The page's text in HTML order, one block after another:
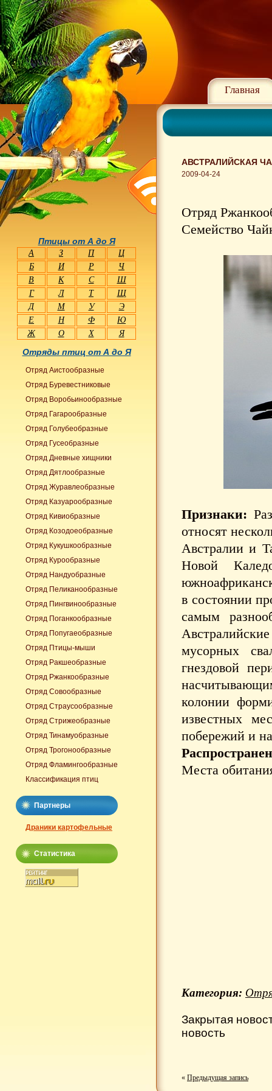
Главная
АВСТРАЛИЙСКАЯ
2009-04-24
Отряд
Семейство
Признаки:
относят
Австралии и
Новой
в состоянии
самым
мусорных
гнездовой
колонии
известных
побережий и
Места
Категория:
Закрытая
новость
« Предыдущая запись
Птицы от А до Я
А З П
Ц
Б
И Р
Ч
В
К С
Ш
Г
Л Т
Щ
Д
М У
Э
Е
Н Ф
Ю
Ж
О Х Я
Отряды птиц от А до Я
Отряд Аистообразные
Отряд Буревестниковые
Отряд Воробьинообразные
Отряд Гагарообразные
Отряд Голубеобразные
Отряд Гусеобразные
Отряд Дневные хищники
Отряд Дятлообразные
Отряд Журавлеобразные
Отряд Казуарообразные
Отряд Кивиобразные
Отряд Козодоеобразные
Отряд Кукушкообразные
Отряд Курообразные
Отряд Нандуобразные
Отряд Пеликанообразные
Отряд Пингвинообразные
Отряд Поганкообразные
Отряд Попугаеобразные
Отряд Птицы-мыши
Отряд Ракшеобразные
Отряд Ржанкообразные
Отряд Совообразные
Отряд Страусообразные
Отряд Стрижеобразные
Отряд Тинамуобразные
Отряд Трогонообразные
Отряд Фламингообразные
Классификация птиц
Партнеры
Драники картофельные
Статистика